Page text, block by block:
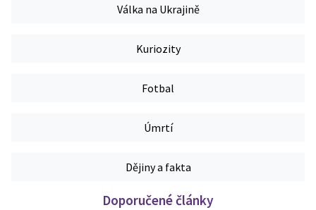
Válka na Ukrajině
Kuriozity
Fotbal
Úmrtí
Dějiny a fakta
Doporučené články